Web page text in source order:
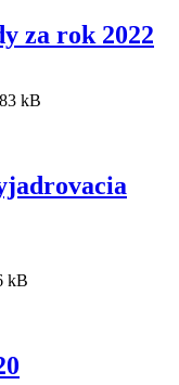
za rok 2022
kB
kB